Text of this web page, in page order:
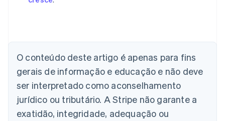
O conteúdo deste artigo é apenas para fins
gerais de informação e educação e não deve
ser interpretado como aconselhamento
jurídico ou tributário. A Stripe não garante a
exatidão, integridade, adequação ou
English
Áustria
Deutsch English
Bélgica
Nederlands Français
Brasil
Português English
Bulgária